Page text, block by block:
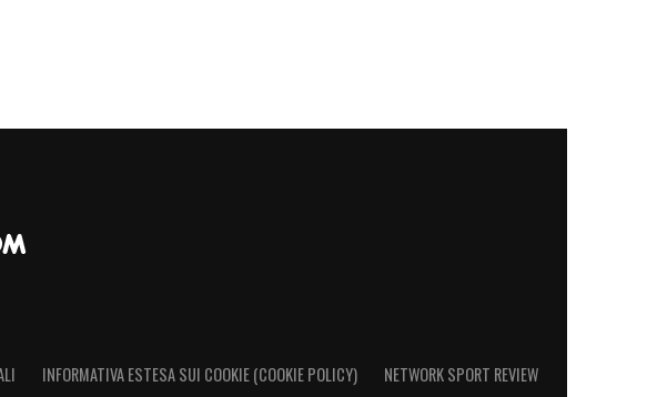
INFORMATIVA ESTESA SUI COOKIE (COOKIE POLICY) NETWORK SPORT REVIEW